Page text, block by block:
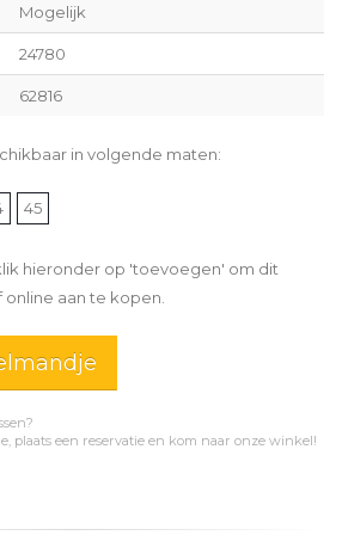
Mogelijk
24780
62816
in volgende maten:
45
hieronder op 'toevoegen' om dit
aan te kopen.
plaats een reservatie en kom naar onze winkel!